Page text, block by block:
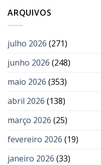
ARQUIVOS
julho 2026 (271)
junho 2026 (248)
maio 2026 (353)
abril 2026 (138)
março 2026 (25)
fevereiro 2026 (19)
janeiro 2026 (33)